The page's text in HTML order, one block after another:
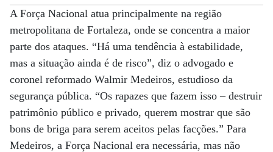
A Força Nacional atua principalmente na região
metropolitana de Fortaleza, onde se concentra a maior
parte dos ataques. “Há uma tendência à estabilidade,
mas a situação ainda é de risco”, diz o advogado e
coronel reformado Walmir Medeiros, estudioso da
segurança pública. “Os rapazes que fazem isso – destruir
patrimônio público e privado, querem mostrar que são
bons de briga para serem aceitos pelas facções.” Para
Medeiros, a Força Nacional era necessária, mas não